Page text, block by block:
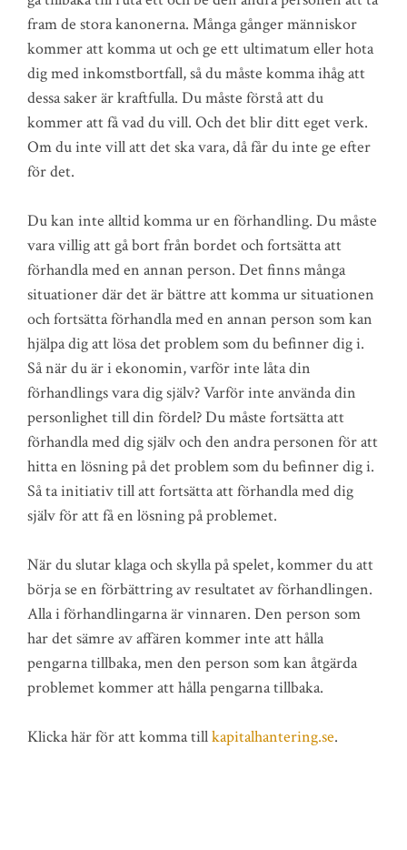
fram de stora kanonerna. Många gånger människor
kommer att komma ut och ge ett ultimatum eller hota
dig med inkomstbortfall, så du måste komma ihåg att
dessa saker är kraftfulla. Du måste förstå att du
kommer att få vad du vill. Och det blir ditt eget verk.
Om du inte vill att det ska vara, då får du inte ge efter
för det.
Du kan inte alltid komma ur en förhandling. Du måste
vara villig att gå bort från bordet och fortsätta att
förhandla med en annan person. Det finns många
situationer där det är bättre att komma ur situationen
och fortsätta förhandla med en annan person som kan
hjälpa dig att lösa det problem som du befinner dig i.
Så när du är i ekonomin, varför inte låta din
förhandlings vara dig själv? Varför inte använda din
personlighet till din fördel? Du måste fortsätta att
förhandla med dig själv och den andra personen för att
hitta en lösning på det problem som du befinner dig i.
Så ta initiativ till att fortsätta att förhandla med dig
själv för att få en lösning på problemet.
När du slutar klaga och skylla på spelet, kommer du att
börja se en förbättring av resultatet av förhandlingen.
Alla i förhandlingarna är vinnaren. Den person som
har det sämre av affären kommer inte att hålla
pengarna tillbaka, men den person som kan åtgärda
problemet kommer att hålla pengarna tillbaka.
Klicka här för att komma tillkapitalhantering.se.